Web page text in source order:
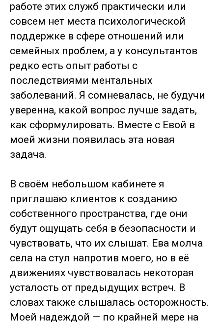
работе этих служб практически или
совсем нет места психологической
поддержке в сфере отношений или
семейных проблем, а у консультантов
редко есть опыт работы с
последствиями ментальных
заболеваний. Я сомневалась, не будучи
уверенна, какой вопрос лучше задать,
как сформулировать. Вместе с Евой в
моей жизни появилась эта новая
задача.
В своём небольшом кабинете я
приглашаю клиентов к созданию
собственного пространства, где они
будут ощущать себя в безопасности и
чувствовать, что их слышат. Ева молча
села на стул напротив моего, но в её
движениях чувствовалась некоторая
усталость от предыдущих встреч. В
словах также слышалась осторожность.
Моей надеждой — по крайней мере на